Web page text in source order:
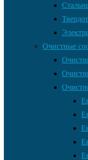
Очистные